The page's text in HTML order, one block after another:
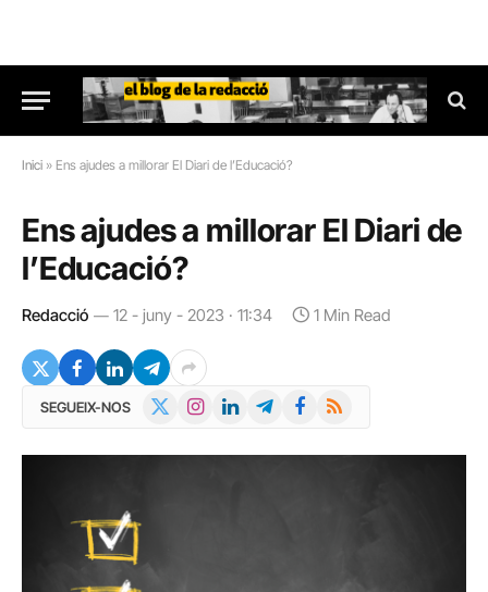
Inici » Ens ajudes a millorar El Diari de l’Educació?
Ens ajudes a millorar El Diari de
l’Educació?
Redacció 12 - juny - 2023 · 11:34 1 Min Read
SEGUEIX-NOS InstagramLinkedInTelegramFacebook
RSS